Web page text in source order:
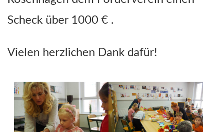
Scheck über 1000 € .
Vielen herzlichen Dank dafür!